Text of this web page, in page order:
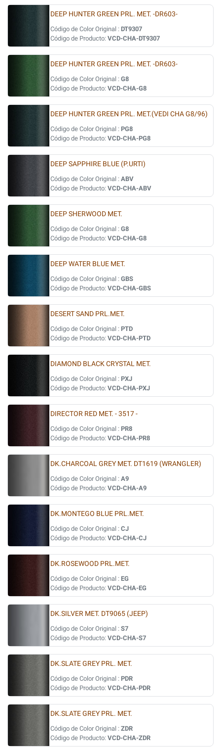
DEEP HUNTER GREEN PRL. MET. -DR603-
Código de Color Original : DT9307
Código de Producto: VCD-CHA-DT9307
DEEP HUNTER GREEN PRL. MET. -DR603-
Código de Color Original : G8
Código de Producto: VCD-CHA-G8
DEEP HUNTER GREEN PRL. MET.(VEDI CHA G8/96)
Código de Color Original : PG8
Código de Producto: VCD-CHA-PG8
DEEP SAPPHIRE BLUE (P.URTI)
Código de Color Original : ABV
Código de Producto: VCD-CHA-ABV
DEEP SHERWOOD MET.
Código de Color Original : G8
Código de Producto: VCD-CHA-G8
DEEP WATER BLUE MET.
Código de Color Original : GBS
Código de Producto: VCD-CHA-GBS
DESERT SAND PRL.MET.
Código de Color Original : PTD
Código de Producto: VCD-CHA-PTD
DIAMOND BLACK CRYSTAL MET.
Código de Color Original : PXJ
Código de Producto: VCD-CHA-PXJ
DIRECTOR RED MET. - 3517 -
Código de Color Original : PR8
Código de Producto: VCD-CHA-PR8
DK.CHARCOAL GREY MET. DT1619 (WRANGLER)
Código de Color Original : A9
Código de Producto: VCD-CHA-A9
DK.MONTEGO BLUE PRL.MET.
Código de Color Original : CJ
Código de Producto: VCD-CHA-CJ
DK.ROSEWOOD PRL.MET.
Código de Color Original : EG
Código de Producto: VCD-CHA-EG
DK.SILVER MET. DT9065 (JEEP)
Código de Color Original : S7
Código de Producto: VCD-CHA-S7
DK.SLATE GREY PRL. MET.
Código de Color Original : PDR
Código de Producto: VCD-CHA-PDR
DK.SLATE GREY PRL. MET.
Código de Color Original : ZDR
Código de Producto: VCD-CHA-ZDR